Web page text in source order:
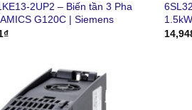
2UP2 – Biến tần 3 Pha
G120C | Siemens
₫